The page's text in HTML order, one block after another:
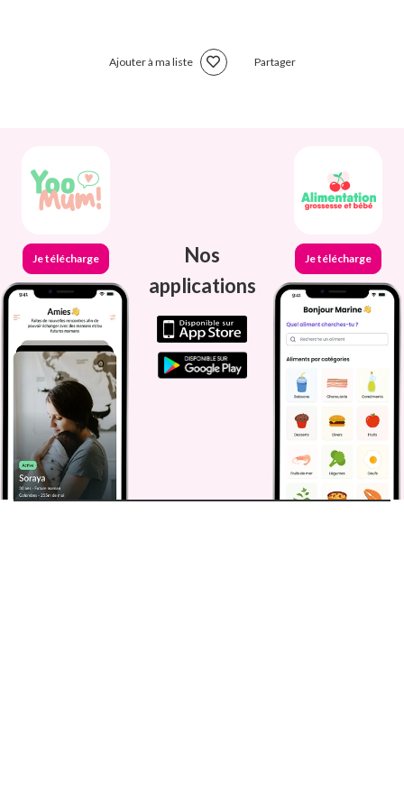
Ajouter à ma liste Partager
Je télécharge
Nos
applications
Je télécharge